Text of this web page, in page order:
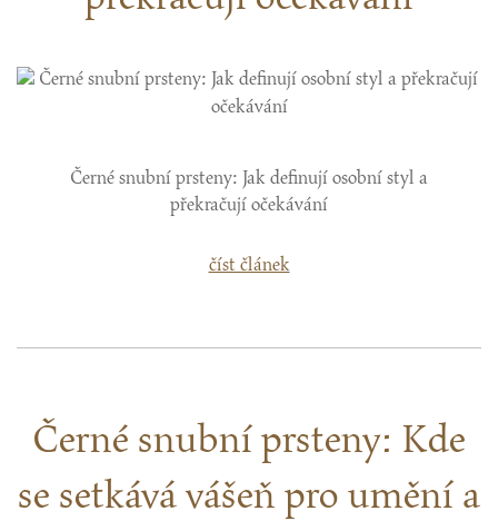
Černé snubní prsteny: Jak definují osobní styl a
překračují očekávání
číst článek
Černé snubní prsteny: Kde
se setkává vášeň pro umění a